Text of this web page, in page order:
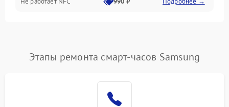
Этапы ремонта смарт-часов Samsung